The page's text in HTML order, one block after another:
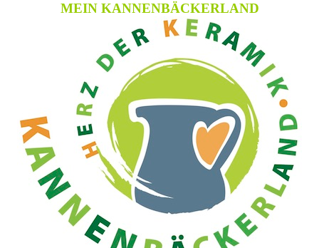
MEIN KANNENBÄCKERLAND